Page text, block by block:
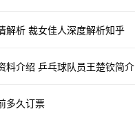
解析 裁女佳人深度解析知乎
料介绍 乒乓球队员王楚钦简介
多久订票